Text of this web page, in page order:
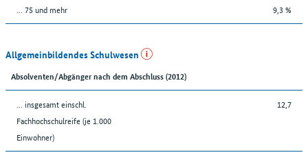
... 75 und mehr 9,3 %
Allgemeinbildendes Schulwesen
Absolventen/Abgänger nach dem Abschluss (2012)
... insgesamt einschl.
Fachhochschulreife (je 1.000
Einwohner)
12,7